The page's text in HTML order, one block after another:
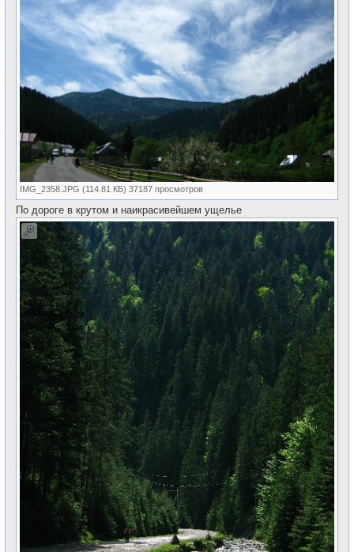
IMG_2358.JPG (114.81 КБ) 37187 просмотров
По дороге в крутом и наикрасивейшем ущелье